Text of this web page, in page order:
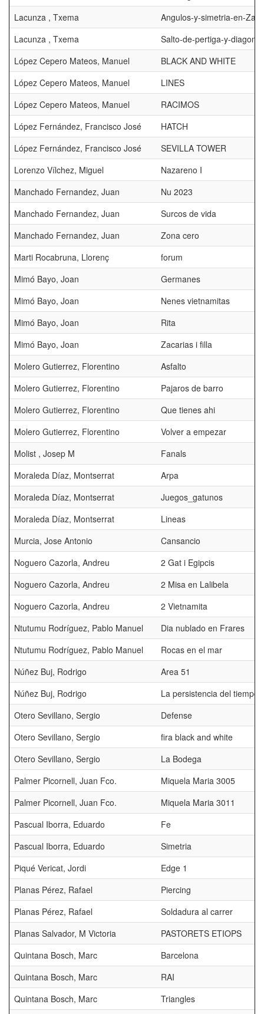
Lacunza , Txema
Angulos-y-simetria-en-
Lacunza , Txema
Salto-de-pertiga-y-diagonal
López Cepero Mateos, Manuel
BLACK AND WHITE
López Cepero Mateos, Manuel
LINES
López Cepero Mateos, Manuel
RACIMOS
López Fernández, Francisco José
HATCH
López Fernández, Francisco José
SEVILLA TOWER
Lorenzo Vílchez, Miguel
Nazareno I
Manchado Fernandez, Juan
Nu 2023
Manchado Fernandez, Juan
Surcos de vida
Manchado Fernandez, Juan
Zona cero
Marti Rocabruna, Llorenç
forum
Mimó Bayo, Joan
Germanes
Mimó Bayo, Joan
Nenes vietnamitas
Mimó Bayo, Joan
Rita
Mimó Bayo, Joan
Zacarias i filla
Molero Gutierrez, Florentino
Asfalto
Molero Gutierrez, Florentino
Pajaros de barro
Molero Gutierrez, Florentino
Que tienes ahi
Molero Gutierrez, Florentino
Volver a empezar
Molist , Josep M
Fanals
Moraleda Díaz, Montserrat
Arpa
Moraleda Díaz, Montserrat
Juegos_gatunos
Moraleda Díaz, Montserrat
Lineas
Murcia, Jose Antonio
Cansancio
Noguero Cazorla, Andreu
2 Gat i Egipcis
Noguero Cazorla, Andreu
2 Misa en Lalibela
Noguero Cazorla, Andreu
2 Vietnamita
Ntutumu Rodríguez, Pablo Manuel
Dia nublado en Frares
Ntutumu Rodríguez, Pablo Manuel
Rocas en el mar
Núñez Buj, Rodrigo
Area 51
Núñez Buj, Rodrigo
La persistencia del tiempo
Otero Sevillano, Sergio
Defense
Otero Sevillano, Sergio
fira black and white
Otero Sevillano, Sergio
La Bodega
Palmer Picornell, Juan Fco.
Miquela Maria 3005
Palmer Picornell, Juan Fco.
Miquela Maria 3011
Pascual Iborra, Eduardo
Fe
Pascual Iborra, Eduardo
Simetria
Piqué Vericat, Jordi
Edge 1
Planas Pérez, Rafael
Piercing
Planas Pérez, Rafael
Soldadura al carrer
Planas Salvador, M Victoria
PASTORETS ETIOPS
Quintana Bosch, Marc
Barcelona
Quintana Bosch, Marc
RAI
Quintana Bosch, Marc
Triangles